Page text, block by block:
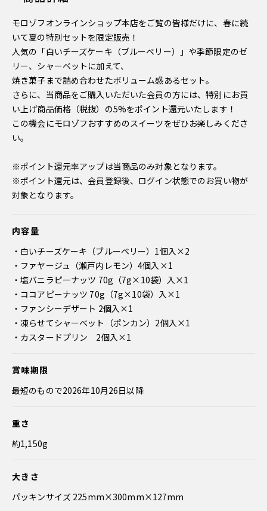
モロゾフオンラインショップ本店をご覧の皆様だけに、春に続
いて夏の特別セットを限定販売！
人気の「白いチーズケーキ（ブルーベリー）」や季節限定のゼ
リー、シャーベットに加えて、
焼き菓子まで詰め合わせたボリューム感あるセット。
さらに、当商品をご購入いただいた会員の方には、特別にお買
い上げ商品価格（税抜）の5%をポイント還元いたします！
この機会にモロゾフおすすめのスイーツをぜひお楽しみくださ
い。
※ポイント還元率アップは当商品のみ対象となります。
※ポイント還元は、会員登録後、ログイン状態でのお買い物が
対象となります。
内容量
・白いチーズケーキ（ブルーベリー）1個入×2
・ファヤージュ（瀬戸内レモン）4個入×1
・塩バニラピーナッツ 70g（7g×10袋）入×1
・ココアピーナッツ 70g（7g×10袋）入×1
・ファンシーデザート 2個入×1
・凍らせてシャーベット（ポンカン）2個入×1
・カスタードプリン 2個入×1
賞味期限
最短のもので2026年10月26日以降
重さ
約1,150g
大きさ
パッキンサイズ 225mm×300mm×127mm